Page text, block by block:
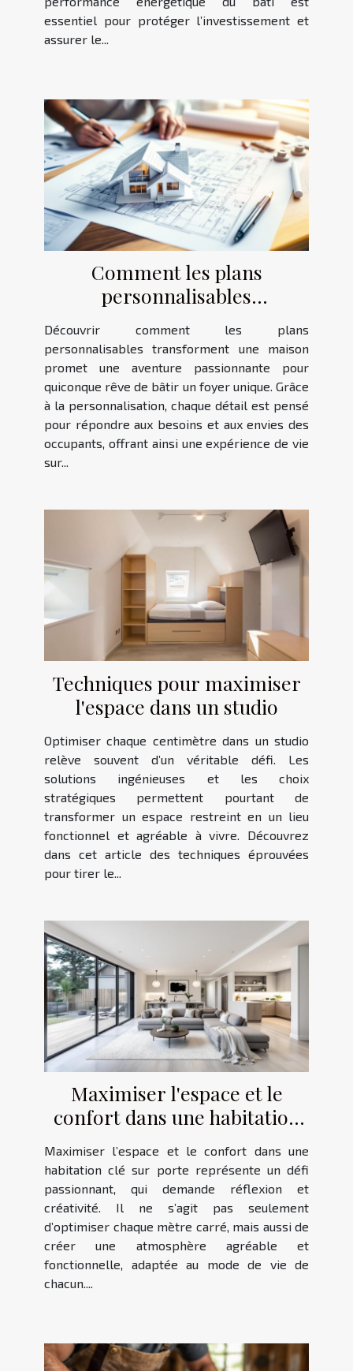
essentiel pour protéger l’investissement et
assurer le...
Comment les plans
personnalisables
transforment-ils votre future
maison ?
Découvrir comment les plans
personnalisables transforment une maison
promet une aventure passionnante pour
quiconque rêve de bâtir un foyer unique. Grâce
à la personnalisation, chaque détail est pensé
pour répondre aux besoins et aux envies des
occupants, offrant ainsi une expérience de vie
sur...
Techniques pour maximiser
l'espace dans un studio
Optimiser chaque centimètre dans un studio
relève souvent d’un véritable défi. Les
solutions ingénieuses et les choix
stratégiques permettent pourtant de
transformer un espace restreint en un lieu
fonctionnel et agréable à vivre. Découvrez
dans cet article des techniques éprouvées
pour tirer le...
Maximiser l'espace et le
confort dans une habitation
clé sur porte
Maximiser l’espace et le confort dans une
habitation clé sur porte représente un défi
passionnant, qui demande réflexion et
créativité. Il ne s’agit pas seulement
d’optimiser chaque mètre carré, mais aussi de
créer une atmosphère agréable et
fonctionnelle, adaptée au mode de vie de
chacun....